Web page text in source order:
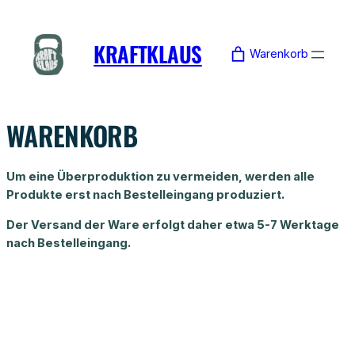
springen
KRAFTKLAUS Warenkorb
WARENKORB
Um eine Überproduktion zu vermeiden, werden alle
Produkte erst nach Bestelleingang produziert.
Der Versand der Ware erfolgt daher etwa 5-7 Werktage
nach Bestelleingang.